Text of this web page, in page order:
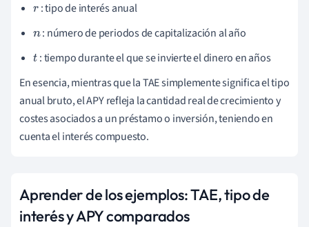
r: tipo de interés anual
n: número de periodos de capitalización al año
t : tiempo durante el que se invierte el dinero en años
En esencia, mientras que la TAE simplemente significa el tipo
anual bruto, el APY refleja la cantidad real de crecimiento y
costes asociados a un préstamo o inversión, teniendo en
cuenta el interés compuesto.
Aprender de los ejemplos: TAE, tipo de
interés y APY comparados